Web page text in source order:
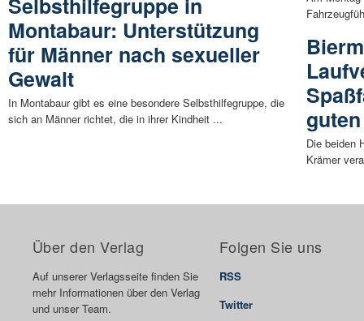
Montabaur: Unterstützung
für Männer nach sexueller
Gewalt
In Montabaur gibt es eine besondere Selbsthilfegruppe, die
sich an Männer richtet, die in ihrer Kindheit ...
Die beiden
Krämer
Über den Verlag
Auf unserer Verlagsseite finden Sie
mehr Informationen über den Verlag
und unser Team.
Folgen Sie uns
RSS
Twitter